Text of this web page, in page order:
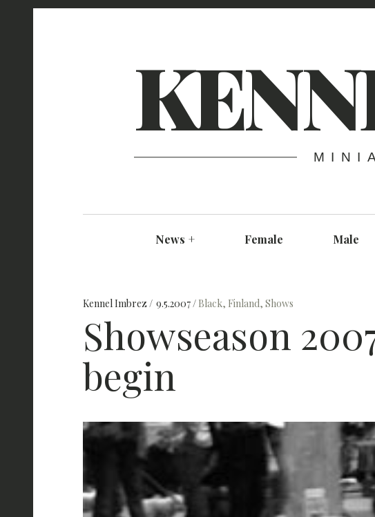
News + Female Male
Kennel Imbrez 9.5.2007 Black, Finland, Shows
Showseason
begin